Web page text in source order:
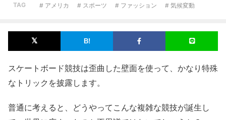
TAG # アメリカ # スポーツ # ファッション # 気候変動
スケートボード競技は歪曲した壁面を使って、かなり特殊
なトリックを披露します。
普通に考えると、どうやってこんな複雑な競技が誕生し